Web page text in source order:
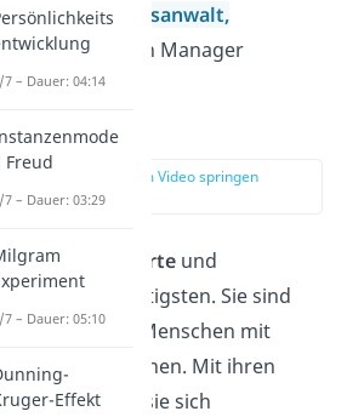
Rechtsanwalt,
Operation Manager
(NF)
zur Stelle im Video springen
(02:51)
sind Werteund
am wichtigsten. Sie sind
eingestellte Menschen mit
Visionen. Mit ihren
möchten sie sich
7 – Dauer: 04:14
Freud
7 – Dauer: 03:29
7 – Dauer: 05:10
Effekt